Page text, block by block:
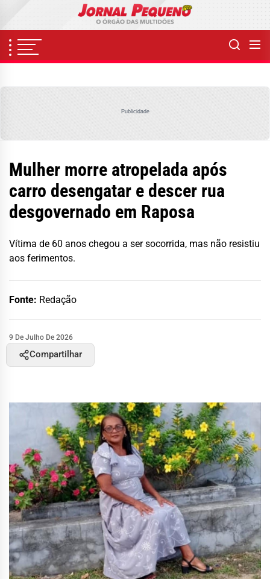
content
Publicidade
Mulher morre atropelada após
carro desengatar e descer rua
desgovernado em Raposa
Vítima de 60 anos chegou a ser socorrida, mas não resistiu
aos ferimentos.
Fonte: Redação
9 De Julho De 2026
Compartilhar